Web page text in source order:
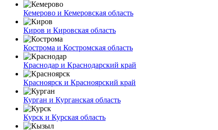
Кемерово и Кемеровская область
Киров и Кировская область
Кострома и Костромская область
Краснодар и Краснодарский край
Красноярск и Красноярский край
Курган и Курганская область
Курск и Курская область